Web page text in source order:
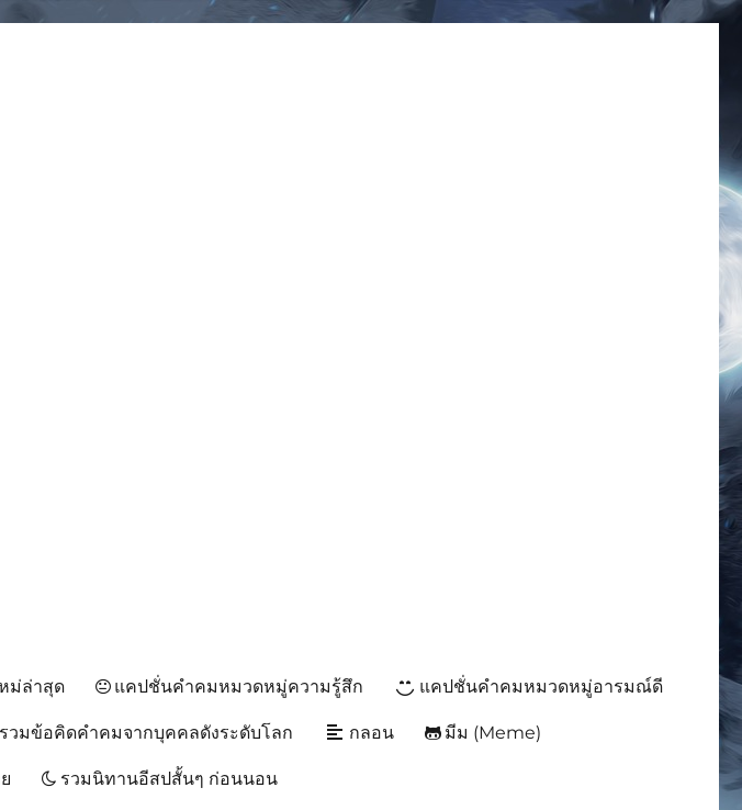
ม่ล่าสุด แคปชั่นคำคมหมวดหมู่ความรู้สึก แคปชั่นคำคมหมวดหมู่อารมณ์ดี
รวมข้อคิดคำคมจากบุคคลดังระดับโลก กลอน มีม (Meme)
รวมนิทานอีสปสั้นๆ ก่อนนอน